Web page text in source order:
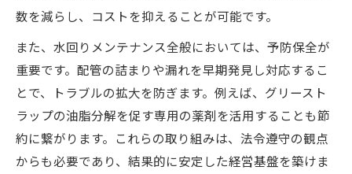
数を減らし、コストを抑えることが可能です。
また、水回りメンテナンス全般においては、予防保全が
重要です。配管の詰まりや漏れを早期発見し対応するこ
とで、トラブルの拡大を防ぎます。例えば、グリースト
ラップの油脂分解を促す専用の薬剤を活用することも節
約に繋がります。これらの取り組みは、法令遵守の観点
からも必要であり、結果的に安定した経営基盤を築けま